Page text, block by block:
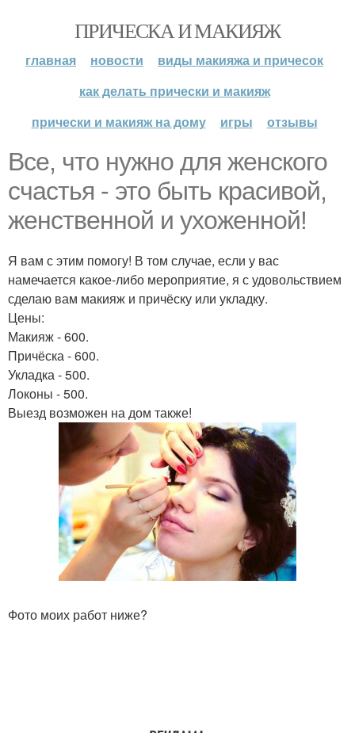
ПРИЧЕСКА И МАКИЯЖ
главная новости
виды макияжа и причесок
как делать прически и макияж
прически и макияж на дому
игры отзывы
Все, что нужно для женского
счастья - это быть красивой,
женственной и ухоженной!
Я вам с этим помогу! В том случае, если у вас
намечается какое-либо мероприятие, я с удовольствием
сделаю вам макияж и причёску или укладку.
Цены:
Макияж - 600.
Причёска - 600.
Укладка - 500.
Локоны - 500.
Выезд возможен на дом также!
Фото моих работ ниже?